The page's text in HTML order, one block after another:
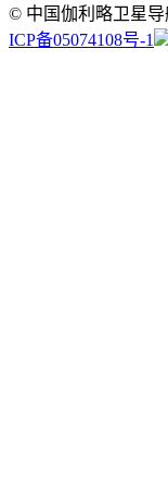
© 中国伽利略卫星导
ICP备05074108号-1